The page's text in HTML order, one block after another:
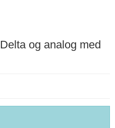
og analog med